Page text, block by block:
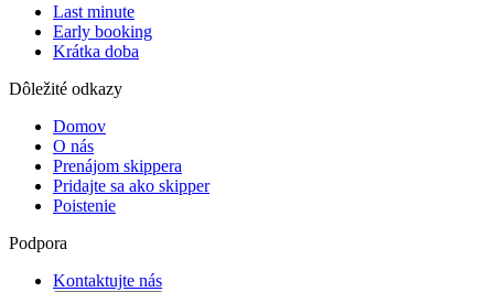
Last minute
Early booking
Krátka doba
Dôležité odkazy
Domov
O nás
Prenájom skippera
Pridajte sa ako skipper
Poistenie
Podpora
Kontaktujte nás